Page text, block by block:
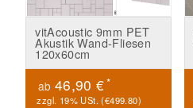
vitAcoustic 9mm PET
Akustik Wand-Fliesen
120x60cm
ab 46,90 €*
zzgl. 19% USt. (€499.80)